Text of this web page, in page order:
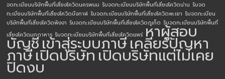
จดทะเบียนบริษัทพื้นที่เสี่ยงโควิดนครพนม รับจดทะเบียนบริษัทพื้นที่เสี่ยงโควิดน่าน รับจด
ทะเบียนบริษัทพื้นที่เสี่ยงโควิดบึงกาฬ รับจดทะเบียนบริษัทพื้นที่เสี่ยงโควิดพะเยา รับจดทะเบียน
บริษัทพื้นที่เสี่ยงโควิดพังงา รับจดทะเบียนบริษัทพื้นที่เสี่ยงโควิดภูเก็ต รับจดทะเบียนบริษัทพื้นที่
เสี่ยงโควิดมุกดาหาร รับจดทะเบียนบริษัทพื้นที่เสี่ยงโควิดแพร่ หาผู้สอบ
บัญชีเข้าสู่ระบบภาษีเคลียร์ปัญหา
ภาษีเปิดบริษัทเปิดบริษัทแต่ไม่เคย
ปิดงบ